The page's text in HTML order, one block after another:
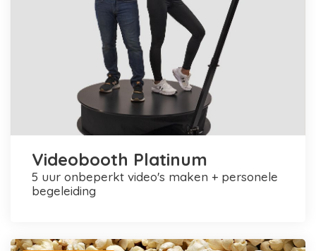
Videobooth Platinum
5 uur onbeperkt video's maken + personele
begeleiding